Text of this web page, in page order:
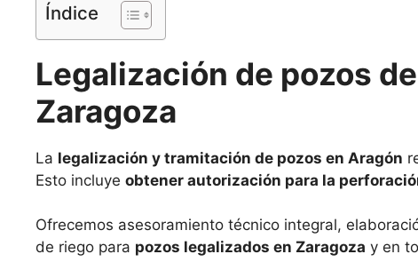
Índice
Legalización de pozos
Zaragoza
La legalización y tramitación de pozos en Aragón
Esto incluye obtener autorización para la
Ofrecemos asesoramiento técnico integral,
de riego para pozos legalizados en Zaragoza y en